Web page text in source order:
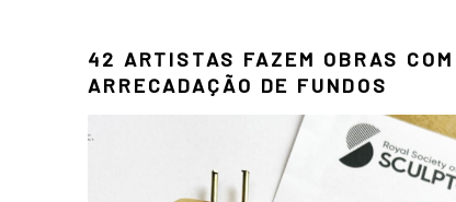
42 ARTISTAS FAZEM OBRAS
ARRECADAÇÃO DE FUNDOS